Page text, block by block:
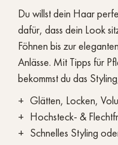
Du willst dein Haar
dafür, dass dein Look
Föhnen bis zur
Anlässe. Mit Tipps für
bekommst du das
Glätten, Locken,
Hochsteck- &
Schnelles Styling